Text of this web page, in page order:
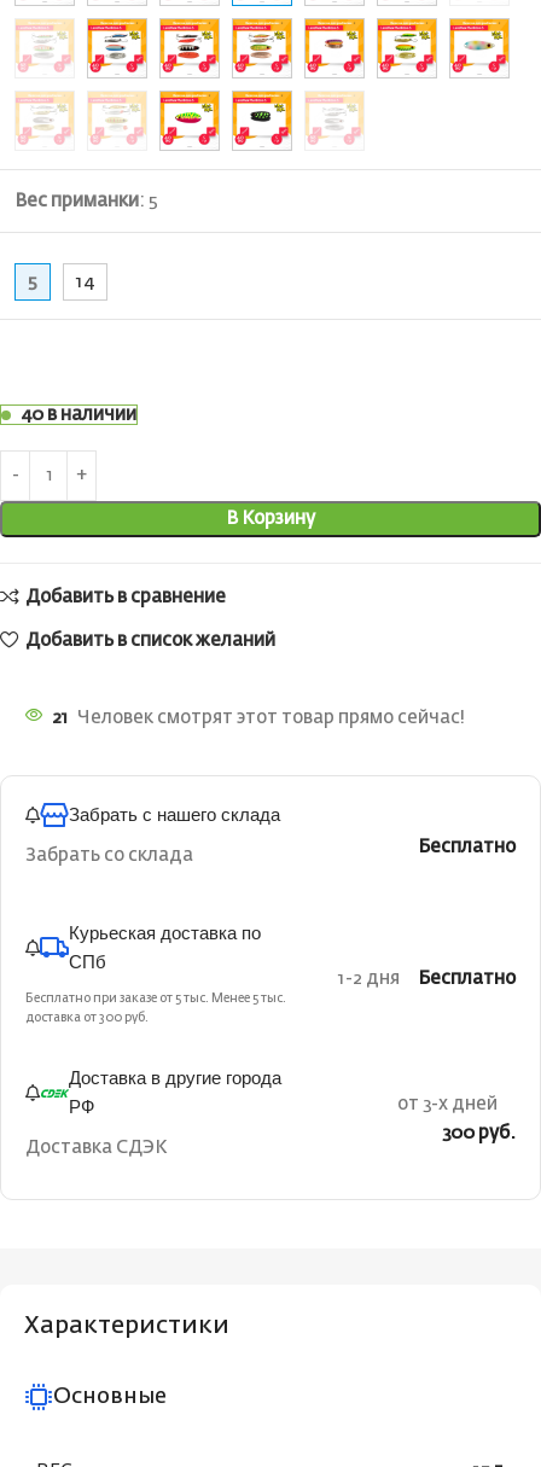
Вес приманки: 5
5 14
40 в наличии
В Корзину
Добавить в сравнение
Добавить в список желаний
21 Человек смотрят этот товар прямо сейчас!
Забрать с нашего склада
Забрать со склада Бесплатно
Курьеская доставка по
СПб
Бесплатно при заказе от 5 тыс. Менее 5 тыс.
доставка от 300 руб.
1-2 дня Бесплатно
Доставка в другие города
РФ
Доставка СДЭК
от 3-х дней
300 руб.
Характеристики
Основные